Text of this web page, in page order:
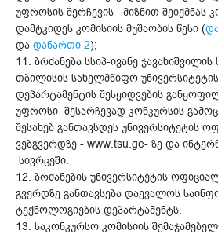
უფროსის შერჩევის მიზნით შეიქმნას
დამტკიდეს კომისიის მუშაობის წესი (
და დანართი 2);
11. ბრძანება სსიპ-ივანე
თბილისის სახელმწიფო
დეპარტამენტის შესყიდვების
უფროსი შესარჩევად კონკურსის
შესახებ განთავსდეს უნივერსიტეტის
ვებგვერდზე - www.tsu.ge- ზე და
სივრცეში.
12. ბრძანების უნივერსიტეტის
გვერდზე განთავსება დაევალოს
ტექნოლოგიების დეპარტამენტს.
13. საკონკურსო კომისიის